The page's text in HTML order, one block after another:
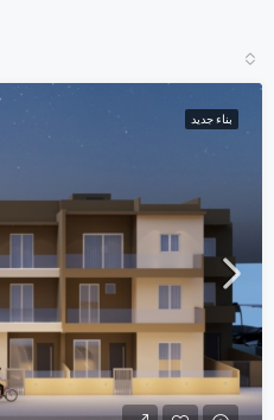
بناء جديد